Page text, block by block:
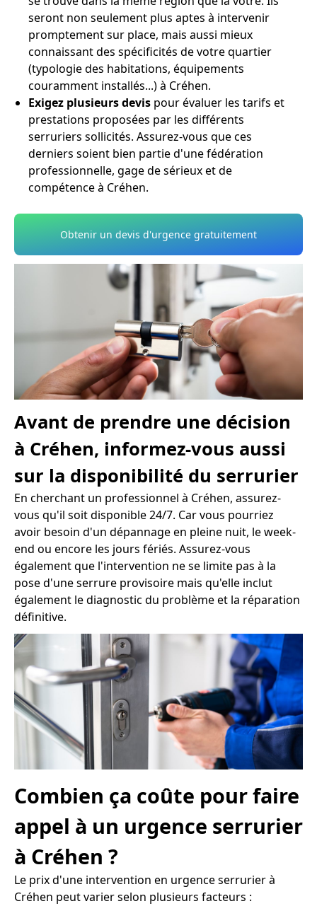
seront non seulement plus aptes à intervenir
promptement sur place, mais aussi mieux
connaissant des spécificités de votre quartier
(typologie des habitations, équipements
couramment installés...) à Créhen.
Exigez plusieurs devis pour évaluer les tarifs et
prestations proposées par les différents
serruriers sollicités. Assurez-vous que ces
derniers soient bien partie d'une fédération
professionnelle, gage de sérieux et de
compétence à Créhen.
Obtenir un devis d'urgence gratuitement
Avant de prendre une décision
à Créhen, informez-vous aussi
sur la disponibilité du serrurier
En cherchant un professionnel à Créhen, assurez-
vous qu'il soit disponible 24/7. Car vous pourriez
avoir besoin d'un dépannage en pleine nuit, le week-
end ou encore les jours fériés. Assurez-vous
également que l'intervention ne se limite pas à la
pose d'une serrure provisoire mais qu'elle inclut
également le diagnostic du problème et la réparation
définitive.
Combien ça coûte pour faire
appel à un urgence serrurier
à Créhen ?
Le prix d'une intervention en urgence serrurier à
Créhen peut varier selon plusieurs facteurs :